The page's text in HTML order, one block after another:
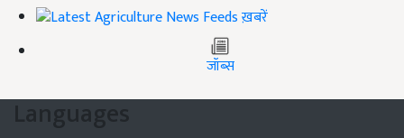
ख़बरें
जॉब्स
Languages